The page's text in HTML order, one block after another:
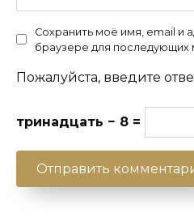
Сохранить моё имя, email и
браузере для последующих
Пожалуйста, введите
тринадцать − 8 =